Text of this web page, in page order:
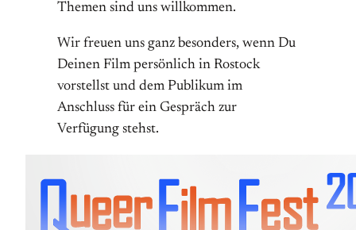
Themen sind uns willkommen.
Wir freuen uns ganz besonders, wenn Du
Deinen Film persönlich in Rostock
vorstellst und dem Publikum im
Anschluss für ein Gespräch zur
Verfügung stehst.